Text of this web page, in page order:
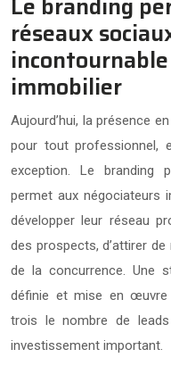
réseaux
immobilier
Aujourd’hui, la présence
pour tout professionnel,
exception. Le branding
permet aux négociateurs
développer leur réseau
des prospects, d’attirer
de la concurrence. Une
définie et mise en œuvre
trois le nombre de
investissement important.